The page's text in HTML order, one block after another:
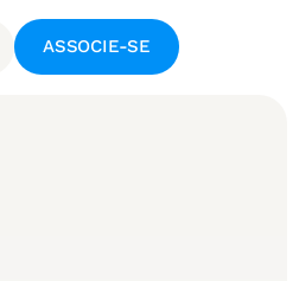
ASSOCIE-SE